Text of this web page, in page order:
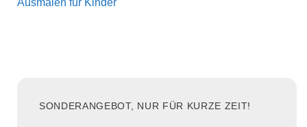
Ausmalen für Kinder
SONDERANGEBOT, NUR FÜR KURZE ZEIT!